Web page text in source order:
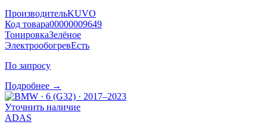
ПроизводительKUVO
Код товара00000009649
ТонировкаЗелёное
ЭлектрообогревЕсть
По запросу
Подробнее →
Уточнить наличие
ADAS